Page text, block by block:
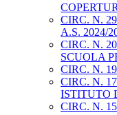
CIRC. N.
A.S. 2024/
CIRC. N.
SCUOLA
CIRC. N.
CIRC. N.
ISTITUTO
CIRC. N.